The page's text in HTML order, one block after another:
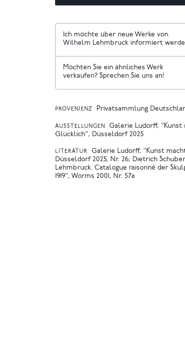
Ich möchte über neue Werke von
Wilhelm Lehmbruck informiert
Möchten Sie ein ähnliches Werk
verkaufen? Sprechen Sie uns an!
PROVENIENZ Privatsammlung
AUSSTELLUNGEN
Galerie Ludorff, "Kunst
Glücklich", Düsseldorf 2025
LITERATUR
Galerie Ludorff, "Kunst
Düsseldorf 2025, Nr. 26
Dietrich
Lehmbruck. Catalogue raisonné der
1919", Worms 2001, Nr. 57a